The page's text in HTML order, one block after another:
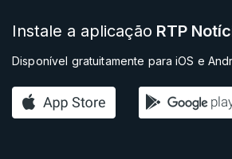
Instale a aplicação RTP
Disponível gratuitamente para iOS e